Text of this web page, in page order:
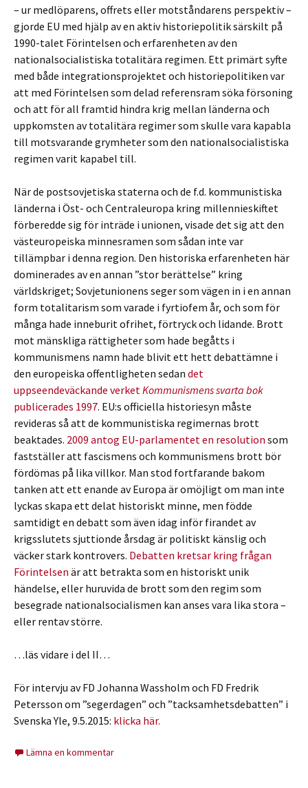
– ur medlöparens, offrets eller motståndarens perspektiv –
gjorde EU med hjälp av en aktiv historiepolitik särskilt på
1990-talet Förintelsen och erfarenheten av den
nationalsocialistiska totalitära regimen. Ett primärt syfte
med både integrationsprojektet och historiepolitiken var
att med Förintelsen som delad referensram söka försoning
och att för all framtid hindra krig mellan länderna och
uppkomsten av totalitära regimer som skulle vara kapabla
till motsvarande grymheter som den nationalsocialistiska
regimen varit kapabel till.
När de postsovjetiska staterna och de f.d. kommunistiska
länderna i Öst- och Centraleuropa kring millennieskiftet
förberedde sig för inträde i unionen, visade det sig att den
västeuropeiska minnesramen som sådan inte var
tillämpbar i denna region. Den historiska erfarenheten här
dominerades av en annan ”stor berättelse” kring
världskriget; Sovjetunionens seger som vägen in i en annan
form totalitarism som varade i fyrtiofem år, och som för
många hade inneburit ofrihet, förtryck och lidande. Brott
mot mänskliga rättigheter som hade begåtts i
kommunismens namn hade blivit ett hett debattämne i
den europeiska offentligheten sedan det
uppseendeväckande verketKommunismens svarta bok
publicerades 1997. EU:s officiella historiesyn måste
revideras så att de kommunistiska regimernas brott
beaktades. 2009 antog EU-parlamentet en resolution som
fastställer att fascismens och kommunismens brott bör
fördömas på lika villkor. Man stod fortfarande bakom
tanken att ett enande av Europa är omöjligt om man inte
lyckas skapa ett delat historiskt minne, men födde
samtidigt en debatt som även idag inför firandet av
krigsslutets sjuttionde årsdag är politiskt känslig och
väcker stark kontrovers. Debatten kretsar kring frågan
Förintelsen är att betrakta som en historiskt unik
händelse, eller huruvida de brott som den regim som
besegrade nationalsocialismen kan anses vara lika stora –
eller rentav större.
…läs vidare i del II…
För intervju av FD Johanna Wassholm och FD Fredrik
Petersson om ”segerdagen” och ”tacksamhetsdebatten” i
Svenska Yle, 9.5.2015: klicka här.
Lämna en kommentar